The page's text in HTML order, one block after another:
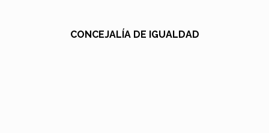
CONCEJALÍA DE IGUALDAD